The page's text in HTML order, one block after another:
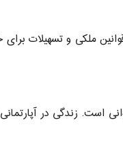
ملکی و تسهیلات برای
است. زندگی در